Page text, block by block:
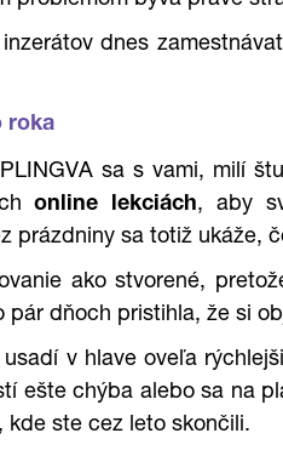
dnes
roka
sa s vami, milí
online lekciách, aby
prázdniny sa totiž ukáže,
ako stvorené,
pár dňoch pristihla, že si
v hlave oveľa
ešte chýba alebo sa na
kde ste cez leto skončili.